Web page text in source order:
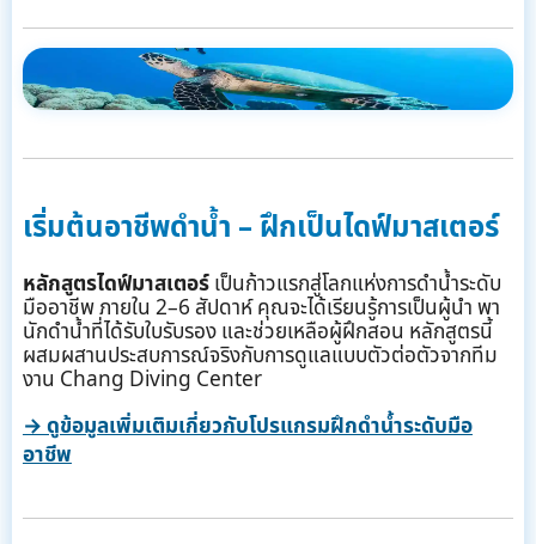
เริ่มต้นอาชีพดำน้ำ – ฝึกเป็นไดฟ์มาสเตอร์
หลักสูตรไดฟ์มาสเตอร์เป็นก้าวแรกสู่โลกแห่งการดำน้ำระดับ
มืออาชีพ ภายใน 2–6 สัปดาห์ คุณจะได้เรียนรู้การเป็นผู้นำ พา
นักดำน้ำที่ได้รับใบรับรอง และช่วยเหลือผู้ฝึกสอน หลักสูตรนี้
ผสมผสานประสบการณ์จริงกับการดูแลแบบตัวต่อตัวจากทีม
งาน Chang Diving Center
→ ดูข้อมูลเพิ่มเติมเกี่ยวกับโปรแกรมฝึกดำน้ำระดับมือ
อาชีพ